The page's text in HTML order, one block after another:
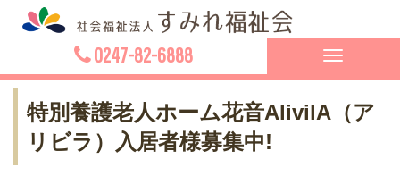
0247-82-6888
Toggle
navigation
特別養護老人ホーム花音AlivilA（ア
リビラ）入居者様募集中!